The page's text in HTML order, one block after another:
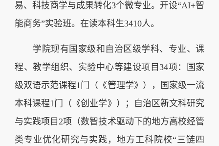
易、科技商学与成果转化3个微专业。开设“AI+智
能商务”实验班。在读本科生3410人。
学院现有国家级和自治区级学科、专业、课
程、教学组织、实验中心等建设项目34项：国家
级双语示范课程1门（《管理学》），国家级一流
本科课程1门（《创业学》）；自治区新文科研究
与实践项目2项（数智技术驱动下的地方高校经管
类专业优化研究与实践，地方工科院校“三链四